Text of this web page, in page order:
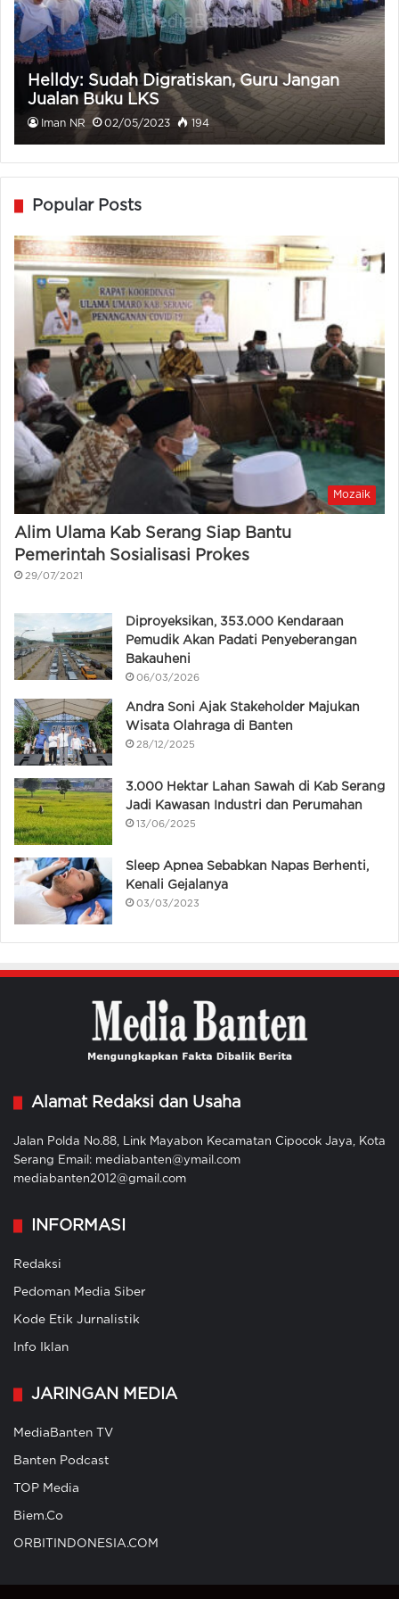
Helldy: Sudah Digratiskan, Guru Jangan
Jualan Buku LKS
Iman NR 02/05/2023 194
Popular Posts
Mozaik
Alim Ulama Kab Serang Siap Bantu
Pemerintah Sosialisasi Prokes
29/07/2021
Diproyeksikan, 353.000 Kendaraan
Pemudik Akan Padati Penyeberangan
Bakauheni
06/03/2026
Andra Soni Ajak Stakeholder Majukan
Wisata Olahraga di Banten
28/12/2025
3.000 Hektar Lahan Sawah di Kab Serang
Jadi Kawasan Industri dan Perumahan
13/06/2025
Sleep Apnea Sebabkan Napas Berhenti,
Kenali Gejalanya
03/03/2023
Alamat Redaksi dan Usaha
Jalan Polda No.88, Link Mayabon Kecamatan Cipocok Jaya, Kota
Serang Email: mediabanten@ymail.com
mediabanten2012@gmail.com
INFORMASI
Redaksi
Pedoman Media Siber
Kode Etik Jurnalistik
Info Iklan
JARINGAN MEDIA
MediaBanten TV
Banten Podcast
TOP Media
Biem.Co
ORBITINDONESIA.COM